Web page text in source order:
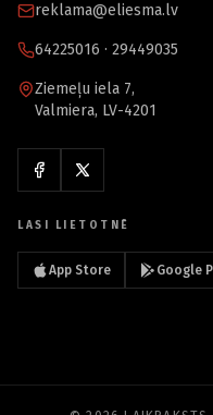
reklama@eliesma.lv
64225016 · 29449035
Ziemeļu iela 7,
Valmiera, LV-4201
LASI LIETOTNĒ
App Store Google